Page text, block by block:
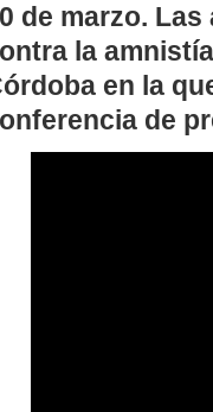
de marzo.
la
en la
de